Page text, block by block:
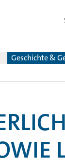
Geschichte &